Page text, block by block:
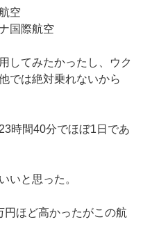
空
国際航空
してみたかったし、ウク
では絶対乗れないから
時間40分でほぼ1日であ
いと思った。
円ほど高かったがこの航